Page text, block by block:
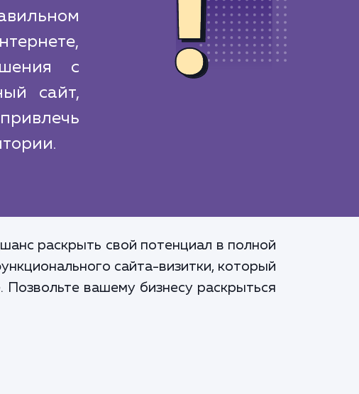
с
сайт,
раскрыть свой потенциал в полной
сайта-визитки, который
вашему бизнесу раскрыться